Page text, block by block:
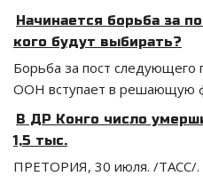
Начинается борьба за
кого будут выбирать?
Борьба за пост следующего
ООН вступает в решающую
В ДР Конго число
1,5 тыс.
ПРЕТОРИЯ, 30 июля. /ТАСС/.